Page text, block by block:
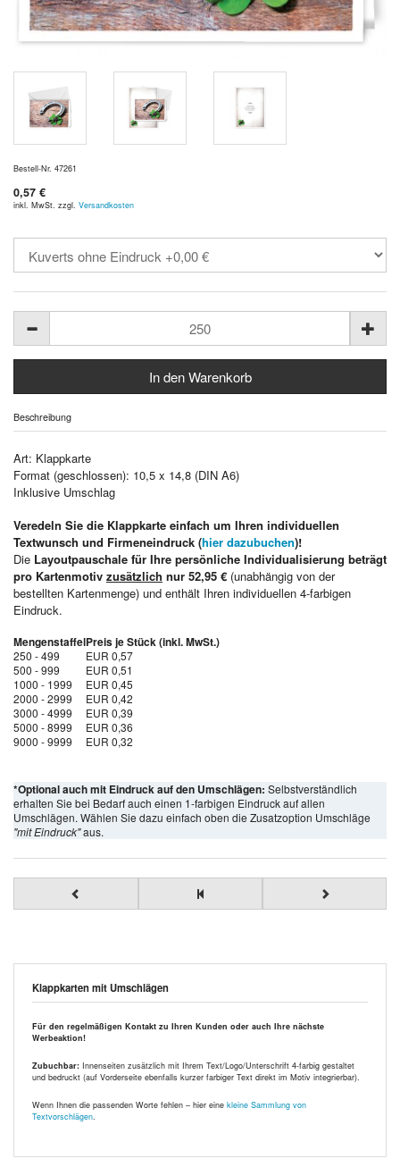
Bestell-Nr. 47261
0,57 €
inkl. MwSt. zzgl. Versandkosten
Beschreibung
Art: Klappkarte
Format (geschlossen): 10,5 x 14,8 (DIN A6)
Inklusive Umschlag
Veredeln Sie die Klappkarte einfach um Ihren individuellen
Textwunsch und Firmeneindruck (hier dazubuchen)!
Die Layoutpauschale für Ihre persönliche Individualisierung beträgt
pro Kartenmotiv zusätzlich nur 52,95 € (unabhängig von der
bestellten Kartenmenge) und enthält Ihren individuellen 4-farbigen
Eindruck.
MengenstaffelPreis je Stück (inkl. MwSt.)
250 - 499
EUR 0,57
500 - 999
EUR 0,51
1000 - 1999
EUR 0,45
2000 - 2999
EUR 0,42
3000 - 4999
EUR 0,39
5000 - 8999
EUR 0,36
9000 - 9999
EUR 0,32
*Optional auch mit Eindruck auf den Umschlägen: Selbstverständlich
erhalten Sie bei Bedarf auch einen 1-farbigen Eindruck auf allen
Umschlägen. Wählen Sie dazu einfach oben die Zusatzoption Umschläge
"mit Eindruck"aus.
Klappkarten mit Umschlägen
Für den regelmäßigen Kontakt zu Ihren Kunden oder auch Ihre nächste
Werbeaktion!
Zubuchbar: Innenseiten zusätzlich mit Ihrem Text/Logo/Unterschrift 4-farbig gestaltet
und bedruckt (auf Vorderseite ebenfalls kurzer farbiger Text direkt im Motiv integrierbar).
Wenn Ihnen die passenden Worte fehlen – hier eine kleine Sammlung von
Textvorschlägen